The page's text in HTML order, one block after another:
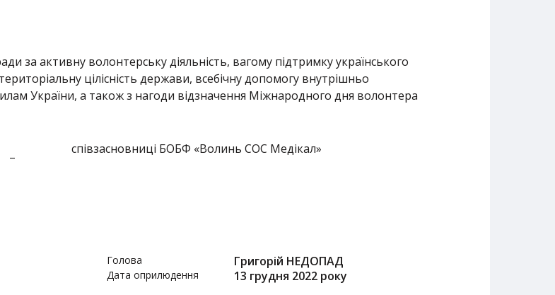
за активну волонтерську діяльність, вагому підтримку українського
цілісність держави, всебічну допомогу внутрішньо
України, а також з нагоди відзначення Міжнародного дня волонтера
–
співзасновниці БОБФ «Волинь СОС Медікал»
Голова Григорій НЕДОПАД
Дата оприлюдення 13 грудня 2022 року